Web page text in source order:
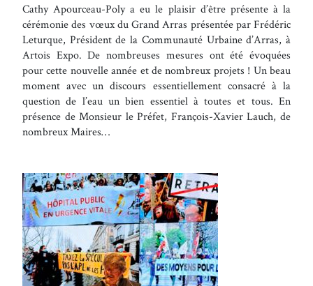
Cathy Apourceau-Poly a eu le plaisir d’être présente à la
cérémonie des vœux du Grand Arras présentée par Frédéric
Leturque, Président de la Communauté Urbaine d’Arras, à
Artois Expo. De nombreuses mesures ont été évoquées
pour cette nouvelle année et de nombreux projets ! Un beau
moment avec un discours essentiellement consacré à la
question de l’eau un bien essentiel à toutes et tous. En
présence de Monsieur le Préfet, François-Xavier Lauch, de
nombreux Maires…